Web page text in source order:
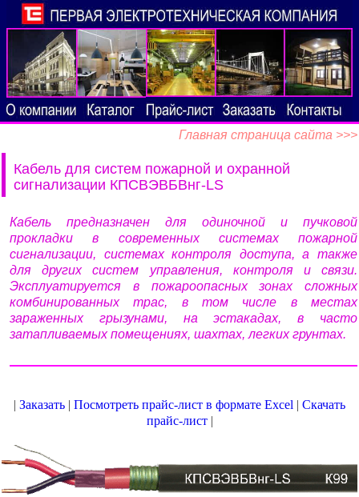
Главная страница сайта >>>
Кабель для систем пожарной и охранной
сигнализации КПСВЭВБВнг-LS
Кабель предназначен для одиночной и пучковой
прокладки в современных системах пожарной
сигнализации, системах контроля доступа, а также
для других систем управления, контроля и связи.
Эксплуатируется в пожароопасных зонах сложных
комбинированных трас, в том числе в местах
зараженных грызунами, на эстакадах, в часто
затапливаемых помещениях, шахтах, легких грунтах.
| Заказать | Посмотреть прайс-лист в формате Excel | Скачать
прайс-лист|